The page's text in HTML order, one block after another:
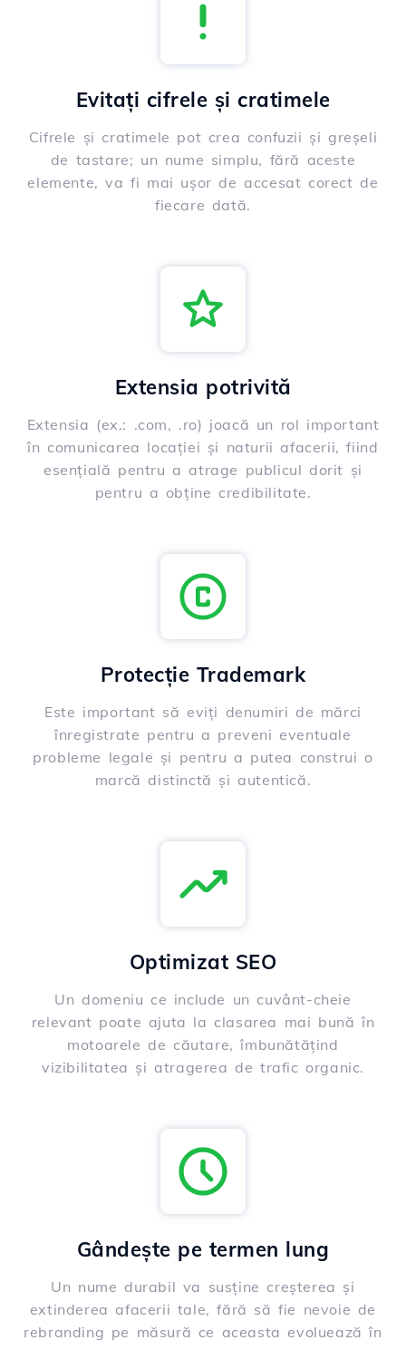
Evitați cifrele și cratimele
Cifrele și cratimele pot crea confuzii și greșeli
de tastare; un nume simplu, fără aceste
elemente, va fi mai ușor de accesat corect de
fiecare dată.
Extensia potrivită
Extensia (ex.: .com, .ro) joacă un rol important
în comunicarea locației și naturii afacerii, fiind
esențială pentru a atrage publicul dorit și
pentru a obține credibilitate.
Protecție Trademark
Este important să eviți denumiri de mărci
înregistrate pentru a preveni eventuale
probleme legale și pentru a putea construi o
marcă distinctă și autentică.
Optimizat SEO
Un domeniu ce include un cuvânt-cheie
relevant poate ajuta la clasarea mai bună în
motoarele de căutare, îmbunătățind
vizibilitatea și atragerea de trafic organic.
Gândește pe termen lung
Un nume durabil va susține creșterea și
extinderea afacerii tale, fără să fie nevoie de
rebranding pe măsură ce aceasta evoluează în